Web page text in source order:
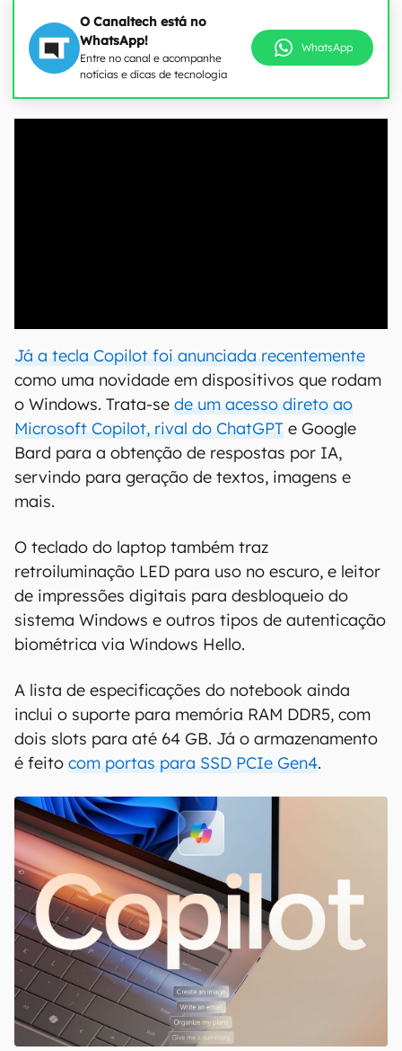
O Canaltech está no
WhatsApp!
Entre no canal e acompanhe
notícias e dicas de tecnologia
WhatsApp
Já a tecla Copilot foi anunciada recentemente
como uma novidade em dispositivos que rodam
o Windows. Trata-se de um acesso direto ao
Microsoft Copilot, rival do ChatGPT e Google
Bard para a obtenção de respostas por IA,
servindo para geração de textos, imagens e
mais.
O teclado do laptop também traz
retroiluminação LED para uso no escuro, e leitor
de impressões digitais para desbloqueio do
sistema Windows e outros tipos de autenticação
biométrica via Windows Hello.
A lista de especificações do notebook ainda
inclui o suporte para memória RAM DDR5, com
dois slots para até 64 GB. Já o armazenamento
é feito com portas para SSD PCIe Gen4.